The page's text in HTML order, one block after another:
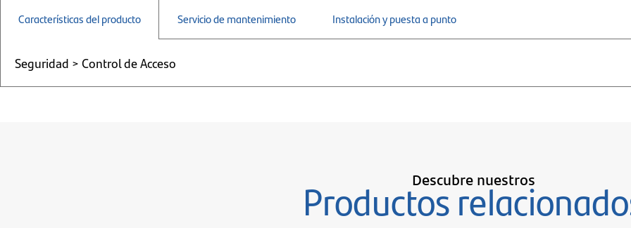
Características del producto Servicio de mantenimiento Instalación y puesta a punto
Seguridad > Control de Acceso
Descubre nuestros
Productos